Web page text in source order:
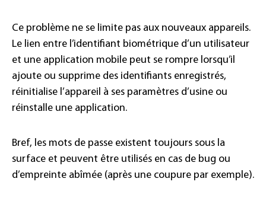
Ce problème ne se limite pas aux nouveaux appareils.
Le lien entre l’identifiant biométrique d’un utilisateur
et une application mobile peut se rompre lorsqu’il
ajoute ou supprime des identifiants enregistrés,
réinitialise l’appareil à ses paramètres d’usine ou
réinstalle une application.
Bref, les mots de passe existent toujours sous la
surface et peuvent être utilisés en cas de bug ou
d’empreinte abîmée (après une coupure par exemple).